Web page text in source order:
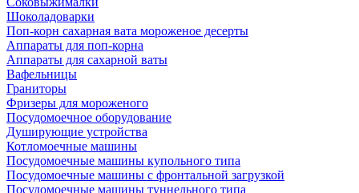
Шоколадоварки
Поп-корн сахарная вата мороженое десерты
Аппараты для поп-корна
Аппараты для сахарной ваты
Вафельницы
Граниторы
Фризеры для мороженого
Посудомоечное оборудование
Душирующие устройства
Котломоечные машины
Посудомоечные машины купольного типа
Посудомоечные машины с фронтальной загрузкой
Посудомоечные машины туннельного типа